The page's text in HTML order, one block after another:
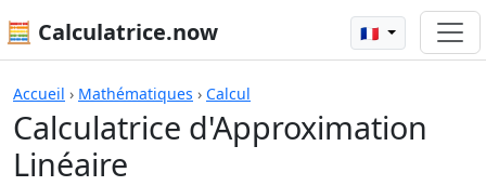
🧮 Calculatrice.now 🇫🇷
Accueil › Mathématiques › Calcul
Calculatrice d'Approximation
Linéaire
Calculatrices